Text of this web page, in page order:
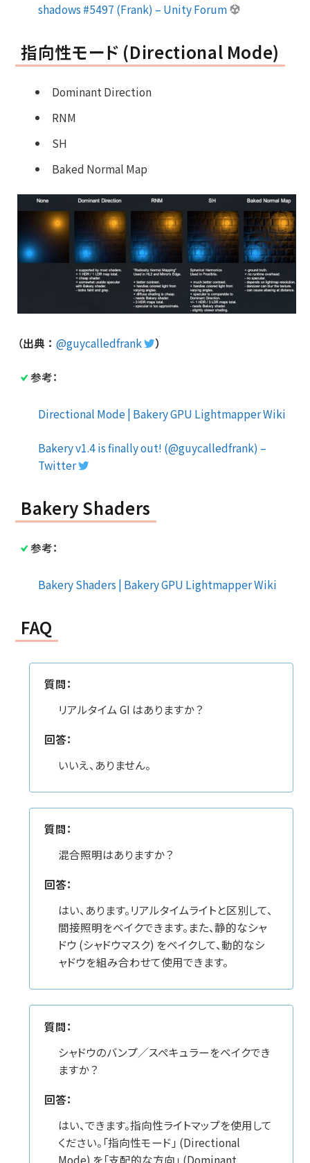
shadows #5497 (Frank) – Unity Forum
指向性モード (Directional Mode)
Dominant Direction
RNM
SH
Baked Normal Map
（出典 ： @guycalledfrank ）
参考：
Directional Mode | Bakery GPU Lightmapper Wiki
Bakery v1.4 is finally out! (@guycalledfrank) –
Twitter
Bakery Shaders
参考：
Bakery Shaders | Bakery GPU Lightmapper Wiki
FAQ
質問：
リアルタイム GI はありますか？
回答：
いいえ、ありません。
質問：
混合照明はありますか？
回答：
はい、あります。リアルタイムライトと区別して、
間接照明をベイクできます。また、静的なシャ
ドウ (シャドウマスク) をベイクして、動的なシ
ャドウを組み合わせて使用できます。
質問：
シャドウのバンプ／スペキュラーをベイクでき
ますか？
回答：
はい、できます。指向性ライトマップを使用して
ください。「指向性モード」 (Directional
Mode) を「支配的な方向」 (Dominant